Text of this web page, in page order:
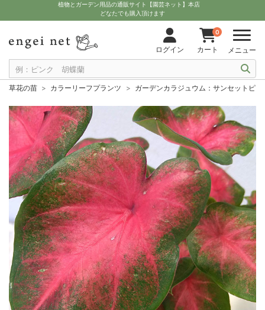
植物とガーデン用品の通販サイト【園芸ネット】本店
どなたでも購入頂けます
ログイン
0
カート メニュー
草花の苗 カラーリーフプランツ ガーデンカラジュウム：サンセットピ